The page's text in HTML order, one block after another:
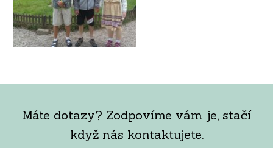
Máte dotazy? Zodpovíme vám je, stačí
když nás kontaktujete.